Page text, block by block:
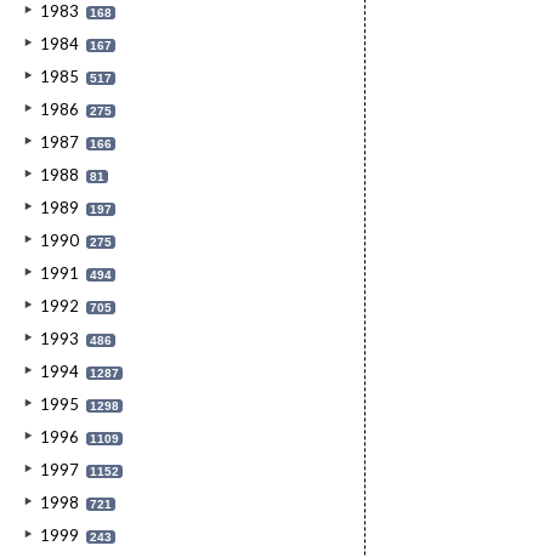
1983 168
1984 167
1985 517
1986 275
1987 166
1988 81
1989 197
1990 275
1991 494
1992 705
1993 486
1994 1287
1995 1298
1996 1109
1997 1152
1998 721
1999 243